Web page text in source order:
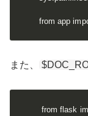
from app
また、
from flask